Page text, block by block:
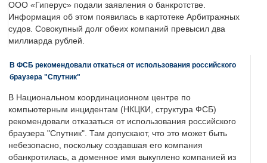
ООО «Гиперус» подали заявления о банкротстве.
Информация об этом появилась в картотеке Арбитражных
судов. Совокупный долг обеих компаний превысил два
миллиарда рублей.
В ФСБ рекомендовали откаться от использования российского
браузера "Спутник"
В Национальном координационном центре по
компьютерным инцидентам (НКЦКИ, структура ФСБ)
рекомендовали отказаться от использования российского
браузера "Спутник". Там допускают, что это может быть
небезопасно, поскольку создавшая его компания
обанкротилась, а доменное имя выкуплено компанией из